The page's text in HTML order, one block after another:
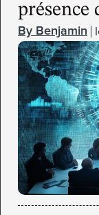
présence
Benjamin